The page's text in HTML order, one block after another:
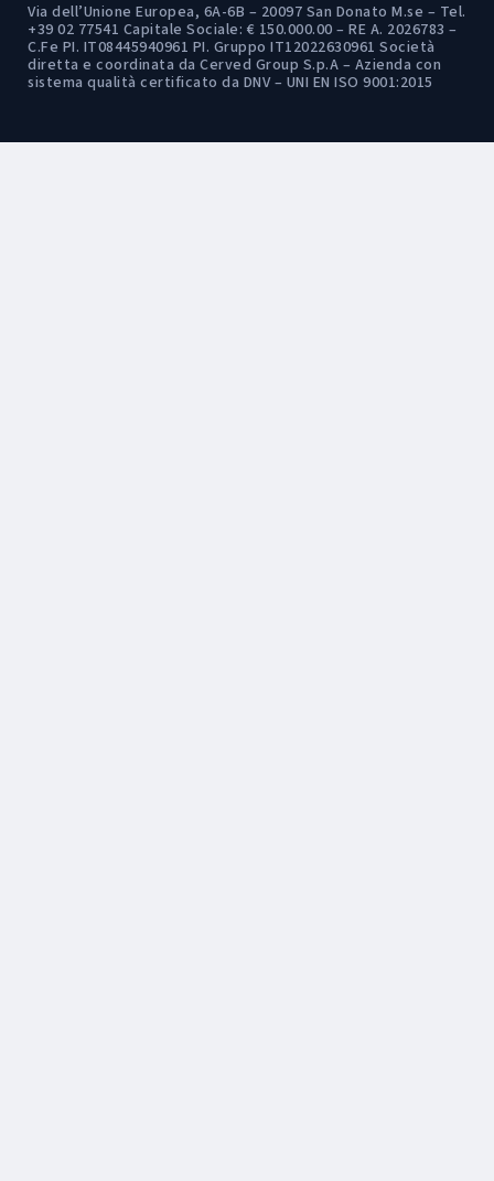
Via dell’Unione Europea, 6A-6B – 20097 San Donato M.se – Tel.
+39 02 77541 Capitale Sociale: € 150.000.00 – RE A. 2026783 –
C.Fe PI. IT08445940961 PI. Gruppo IT12022630961 Società
diretta e coordinata da Cerved Group S.p.A – Azienda con
sistema qualità certificato da DNV – UNI EN ISO 9001:2015